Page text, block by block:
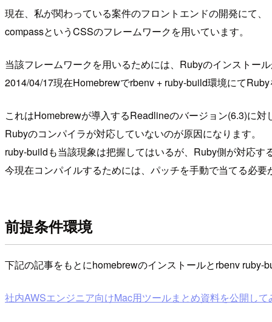
現在、私が関わっている案件のフロントエンドの開発にて、
compassというCSSのフレームワークを用いています。
当該フレームワークを用いるためには、Rubyのインストー
2014/04/17現在Homebrewでrbenv + ruby-build環境にて
これはHomebrewが導入するReadlineのバージョン(6.3)に対
Rubyのコンパイラが対応していないのが原因になります。
ruby-buildも当該現象は把握してはいるが、Ruby側が対応す
今現在コンパイルするためには、パッチを手動で当てる必要
前提条件環境
下記の記事をもとにhomebrewのインストールとrbenv
社内AWSエンジニア向けMac用ツールまとめ資料を公開し